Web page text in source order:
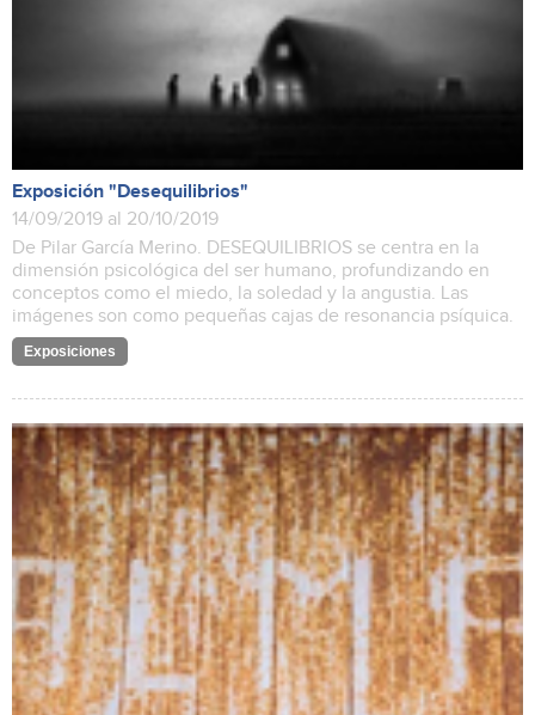
Exposición "Desequilibrios"
14/09/2019 al 20/10/2019
De Pilar García Merino. DESEQUILIBRIOS se centra en la
dimensión psicológica del ser humano, profundizando en
conceptos como el miedo, la soledad y la angustia. Las
imágenes son como pequeñas cajas de resonancia psíquica.
Exposiciones